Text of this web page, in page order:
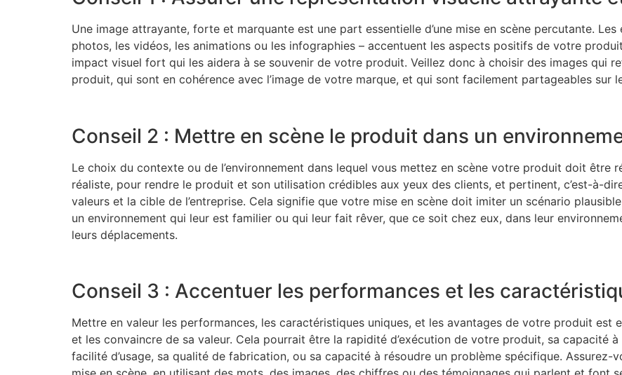
Une image attrayante, forte et marquante est une part essentielle d’une mise en scène percutante.
photos, les vidéos, les animations ou les infographies – accentuent les aspects positifs de votre
impact visuel fort qui les aidera à se souvenir de votre produit. Veillez donc à choisir des images qui
produit, qui sont en cohérence avec l’image de votre marque, et qui sont facilement partageables sur
Conseil 2 : Mettre en scène le produit dans un
Le choix du contexte ou de l’environnement dans lequel vous mettez en scène votre produit doit être
réaliste, pour rendre le produit et son utilisation crédibles aux yeux des clients, et pertinent, c’est-à-
valeurs et la cible de l’entreprise. Cela signifie que votre mise en scène doit imiter un scénario
un environnement qui leur est familier ou qui leur fait rêver, que ce soit chez eux, dans leur
leurs déplacements.
Conseil 3 : Accentuer les performances et les
Mettre en valeur les performances, les caractéristiques uniques, et les avantages de votre produit est
et les convaincre de sa valeur. Cela pourrait être la rapidité d’exécution de votre produit, sa capacité
facilité d’usage, sa qualité de fabrication, ou sa capacité à résoudre un problème spécifique.